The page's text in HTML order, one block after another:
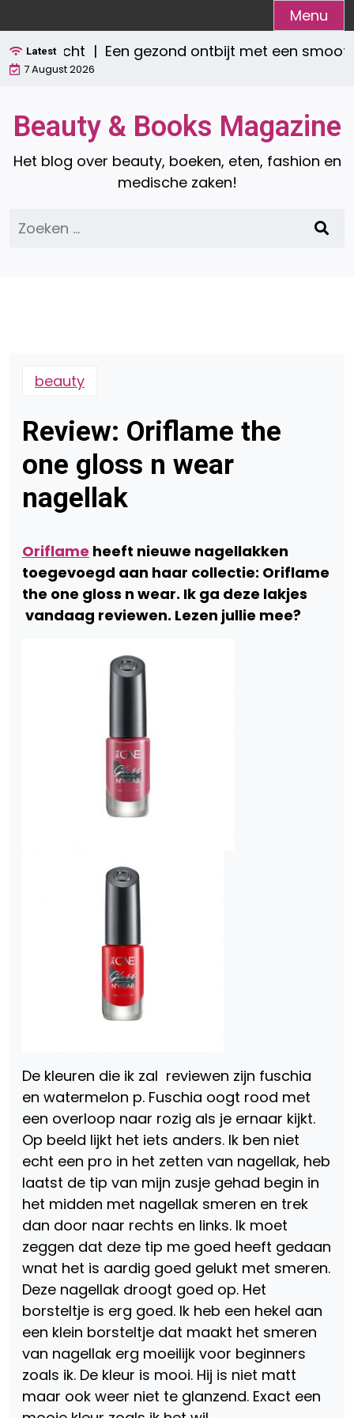
naar
de
inhoud
Menu
Latest
Een gezond ontbijt met een smoothie:
7 August 2026
Beauty & Books Magazine
Het blog over beauty, boeken, eten, fashion en
medische zaken!
Zoeken
naar:
beauty
Review: Oriflame the
one gloss n wear
nagellak
Oriflame heeft nieuwe nagellakken
toegevoegd aan haar collectie: Oriflame
the one gloss n wear. Ik ga deze lakjes
vandaag reviewen. Lezen jullie mee?
De kleuren die ik zal reviewen zijn fuschia
en watermelon p. Fuschia oogt rood met
een overloop naar rozig als je ernaar kijkt.
Op beeld lijkt het iets anders. Ik ben niet
echt een pro in het zetten van nagellak, heb
laatst de tip van mijn zusje gehad begin in
het midden met nagellak smeren en trek
dan door naar rechts en links. Ik moet
zeggen dat deze tip me goed heeft gedaan
wnat het is aardig goed gelukt met smeren.
Deze nagellak droogt goed op. Het
borsteltje is erg goed. Ik heb een hekel aan
een klein borsteltje dat maakt het smeren
van nagellak erg moeilijk voor beginners
zoals ik. De kleur is mooi. Hij is niet matt
maar ook weer niet te glanzend. Exact een